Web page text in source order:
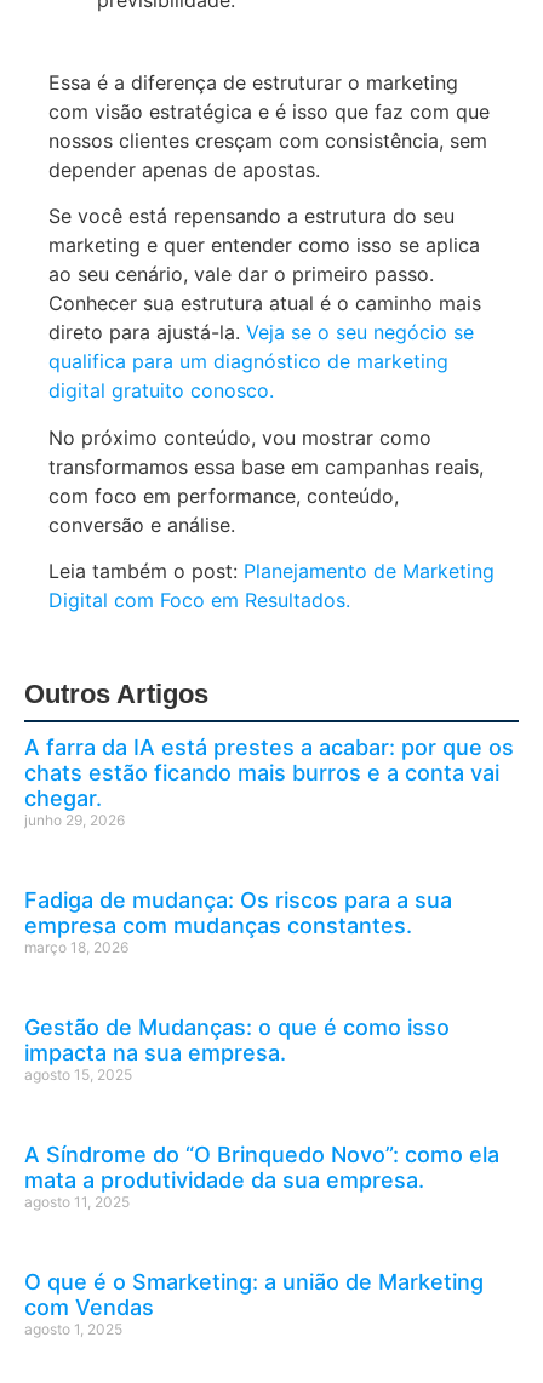
Essa é a diferença de estruturar o marketing
com visão estratégica e é isso que faz com que
nossos clientes cresçam com consistência, sem
depender apenas de apostas.
Se você está repensando a estrutura do seu
marketing e quer entender como isso se aplica
ao seu cenário, vale dar o primeiro passo.
Conhecer sua estrutura atual é o caminho mais
direto para ajustá-la. Veja se o seu negócio se
qualifica para um diagnóstico de marketing
digital gratuito conosco.
No próximo conteúdo, vou mostrar como
transformamos essa base em campanhas reais,
com foco em performance, conteúdo,
conversão e análise.
Leia também o post: Planejamento de Marketing
Digital com Foco em Resultados.
Outros Artigos
A farra da IA está prestes a acabar: por que os
chats estão ficando mais burros e a conta vai
chegar.
junho 29, 2026
Fadiga de mudança: Os riscos para a sua
empresa com mudanças constantes.
março 18, 2026
Gestão de Mudanças: o que é como isso
impacta na sua empresa.
agosto 15, 2025
A Síndrome do “O Brinquedo Novo”: como ela
mata a produtividade da sua empresa.
agosto 11, 2025
O que é o Smarketing: a união de Marketing
com Vendas
agosto 1, 2025